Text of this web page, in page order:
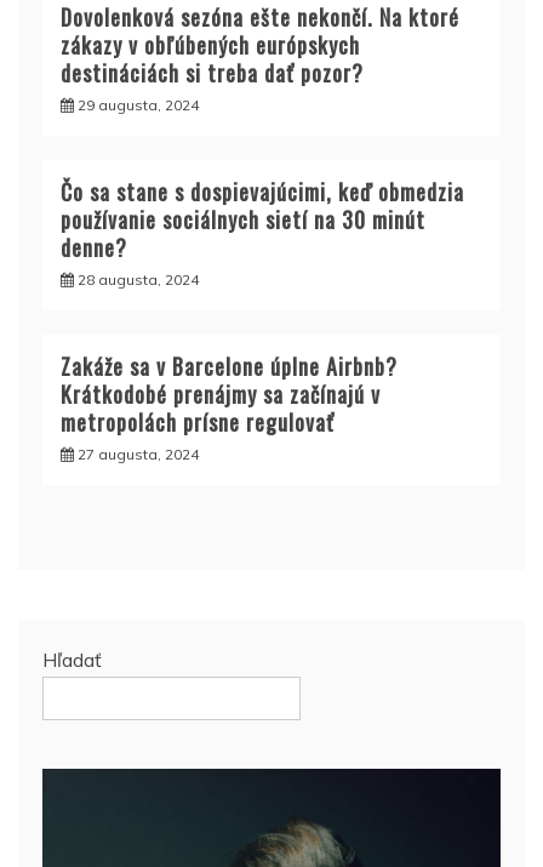
Dovolenková sezóna ešte nekončí. Na ktoré
zákazy v obľúbených európskych
destináciách si treba dať pozor?
29 augusta, 2024
Čo sa stane s dospievajúcimi, keď obmedzia
používanie sociálnych sietí na 30 minút
denne?
28 augusta, 2024
Zakáže sa v Barcelone úplne Airbnb?
Krátkodobé prenájmy sa začínajú v
metropolách prísne regulovať
27 augusta, 2024
Hľadať